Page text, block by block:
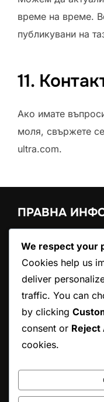
време на време.
публикувани на
11.
Ако имате
моля, свържете
ultra.com.
ПРАВНА
Нашата история
Условия за ползване
Политика за
Политика за
ТЪРСЕНЕ
for:
We respect your
Cookies help us
deliver
traffic. You can
by clicking
consent or Reject
cookies.